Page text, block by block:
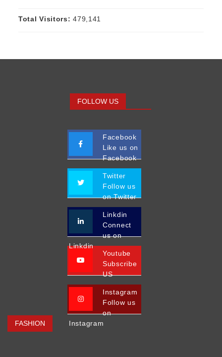
Total Visitors:479,141
FASHION
FOLLOW US
Facebook
Like us on
Facebook
Twitter
Follow us
on Twitter
Linkdin
Connect
us on
Linkdin
Youtube
Subscribe
US
Instagram
Follow us
on
Instagram